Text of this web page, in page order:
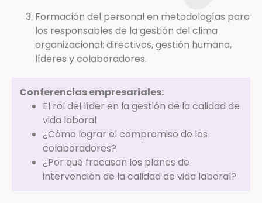
Formación del personal en metodologías para
los responsables de la gestión del clima
organizacional: directivos, gestión humana,
líderes y colaboradores.
Conferencias empresariales:
El rol del líder en la gestión de la calidad de
vida laboral
¿Cómo lograr el compromiso de los
colaboradores?
¿Por qué fracasan los planes de
intervención de la calidad de vida laboral?